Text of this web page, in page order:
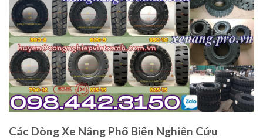
Các Dòng Xe Nâng Phổ Biến Nghiên Cứu